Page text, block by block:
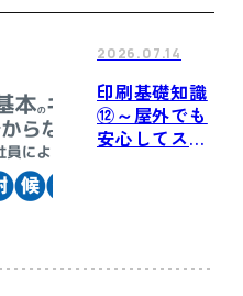
2026.07.14
印刷基礎知識
⑫～屋外でも
安心してステ